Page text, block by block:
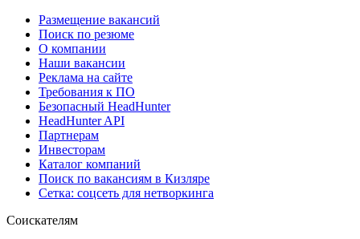
Размещение вакансий
Поиск по резюме
О компании
Наши вакансии
Реклама на сайте
Требования к ПО
Безопасный HeadHunter
HeadHunter API
Партнерам
Инвесторам
Каталог компаний
Поиск по вакансиям в Кизляре
Сетка: соцсеть для нетворкинга
Соискателям